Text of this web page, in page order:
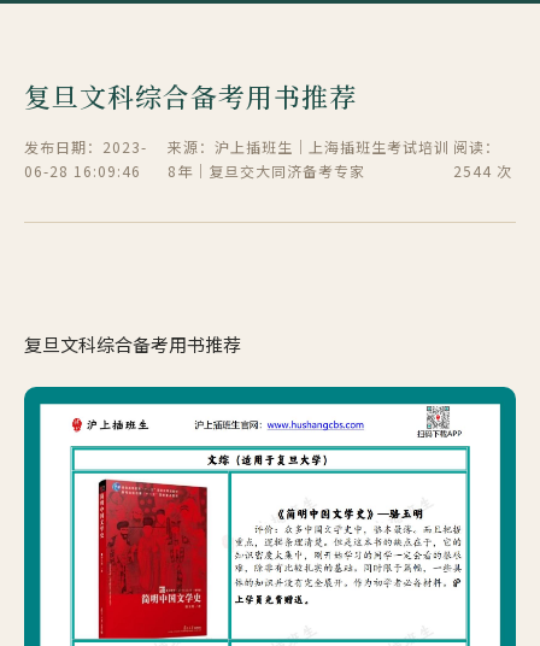
复旦文科综合备考用书推荐
发布日期：2023-
06-28 16:09:46
来源：沪上插班生｜上海插班生考试培训
8年｜复旦交大同济备考专家
阅读：
2544 次
复旦文科综合备考用书推荐